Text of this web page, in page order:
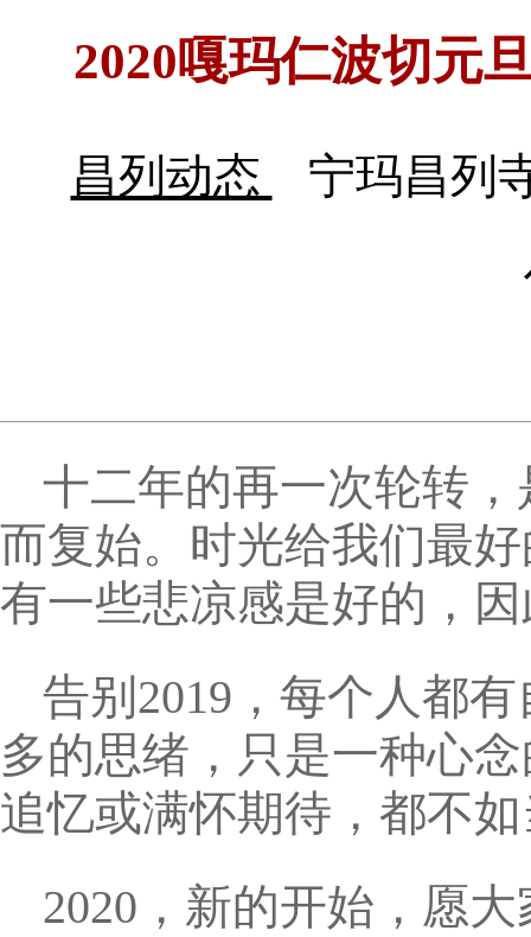
2020嘎玛仁波切元
昌列动态
宁玛昌列
十二年的再一次轮转
而复始。时光给我们最
有一些悲凉感是好的，
告别2019，每个人都
多的思绪，只是一种心
追忆或满怀期待，都不
2020，新的开始，愿